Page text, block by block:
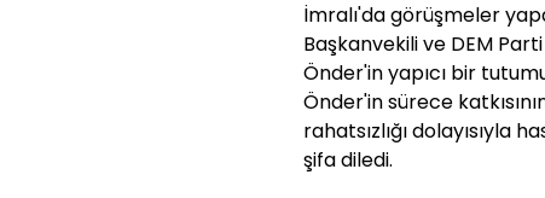
İmralı'da görüşmeler
Başkanvekili ve DEM
Önder'in yapıcı bir
Önder'in sürece
rahatsızlığı dolayısıyla
şifa diledi.